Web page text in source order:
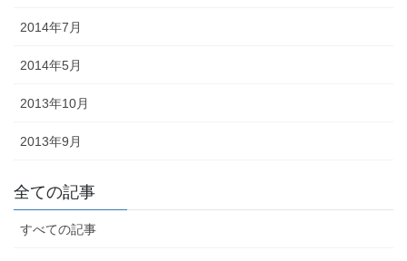
2014年7月
2014年5月
2013年10月
2013年9月
全ての記事
すべての記事
お祭り衣装・お祭り用品のご相談は金沢・森佐へお気軽にお問い
合わせください。
伝統行事、お祭りで地域に笑顔を！！